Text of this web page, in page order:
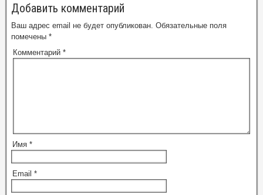
Добавить комментарий
Ваш адрес email не будет опубликован. Обязательные поля
помечены *
Комментарий *
Имя *
Email *